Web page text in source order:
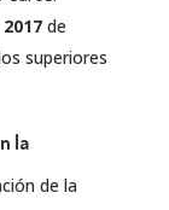
de
superiores
la
de la